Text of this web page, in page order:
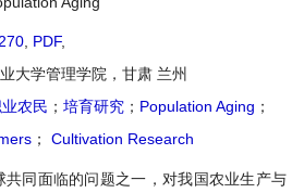
PDF,
业大学管理学院，甘肃 兰州
农民 ； 培育研究 ； Population Aging ；
； Cultivation Research
共同面临的问题之一，对我国农业生产与